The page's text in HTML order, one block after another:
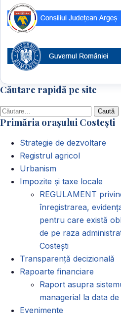
Căutare rapidă pe site
Caută
după:
Primăria orașului Costești
Strategie de dezvoltare
Registrul agricol
Urbanism
Impozite și taxe locale
REGULAMENT
înregistrarea,
pentru care există
de pe raza
Costești
Transparență decizională
Rapoarte financiare
Raport asupra
managerial la data
Evenimente